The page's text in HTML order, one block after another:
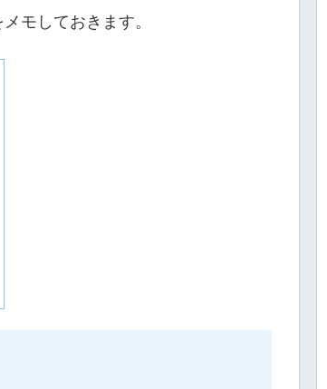
モしておきます。